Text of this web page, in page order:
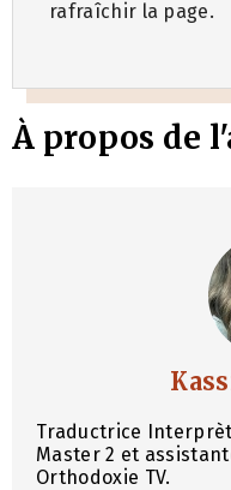
rafraîchir la page.
À propos de
Traductrice
Master 2 et
Orthodoxie TV.